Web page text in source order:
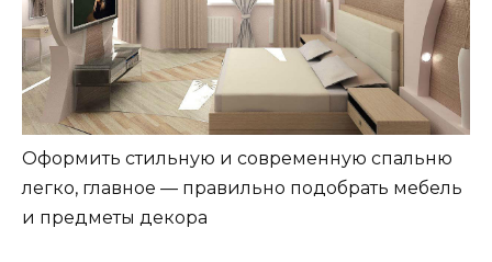
Оформить стильную и современную спальню
легко, главное — правильно подобрать мебель
и предметы декора